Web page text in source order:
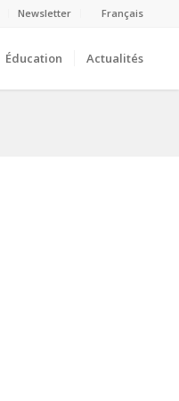
Newsletter Français
Éducation Actualités